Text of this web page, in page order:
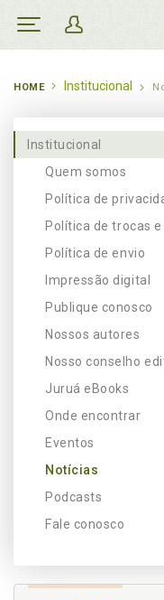
HOME Institucional
Institucional
Quem somos
Política de
Política de trocas
Política de envio
Impressão digital
Publique conosco
Nossos autores
Nosso conselho
Juruá eBooks
Onde encontrar
Eventos
Notícias
Podcasts
Fale conosco